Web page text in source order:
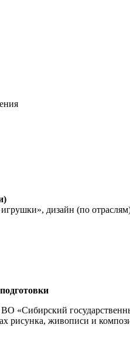
дизайн (по
рисунка, живописи и